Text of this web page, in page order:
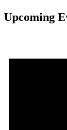
Upcoming